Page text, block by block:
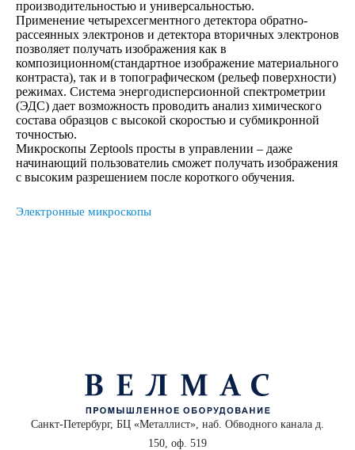
производительностью и универсальностью.
Применение четырехсегментного детектора обратно-
рассеянных электронов и детектора вторичных электронов
позволяет получать изображения как в
композиционном(стандартное изображение материального
контраста), так и в топографическом (рельеф поверхности)
режимах. Система энергодисперсионной спектрометрии
(ЭДС) дает возможность проводить анализ химического
состава образцов с высокой скоростью и субмикронной
точностью.
Микроскопы Zeptools просты в управлении – даже
начинающий пользователиь сможет получать изображения
с высоким разрешением после короткого обучения.
Электронные микроскопы
Санкт-Петербург, БЦ «Металлист», наб. Обводного канала д.
150, оф. 519